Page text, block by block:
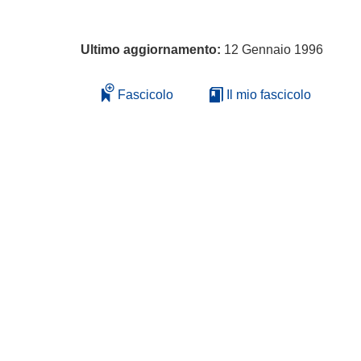
Ultimo aggiornamento: 12 Gennaio 1996
Fascicolo Il mio fascicolo